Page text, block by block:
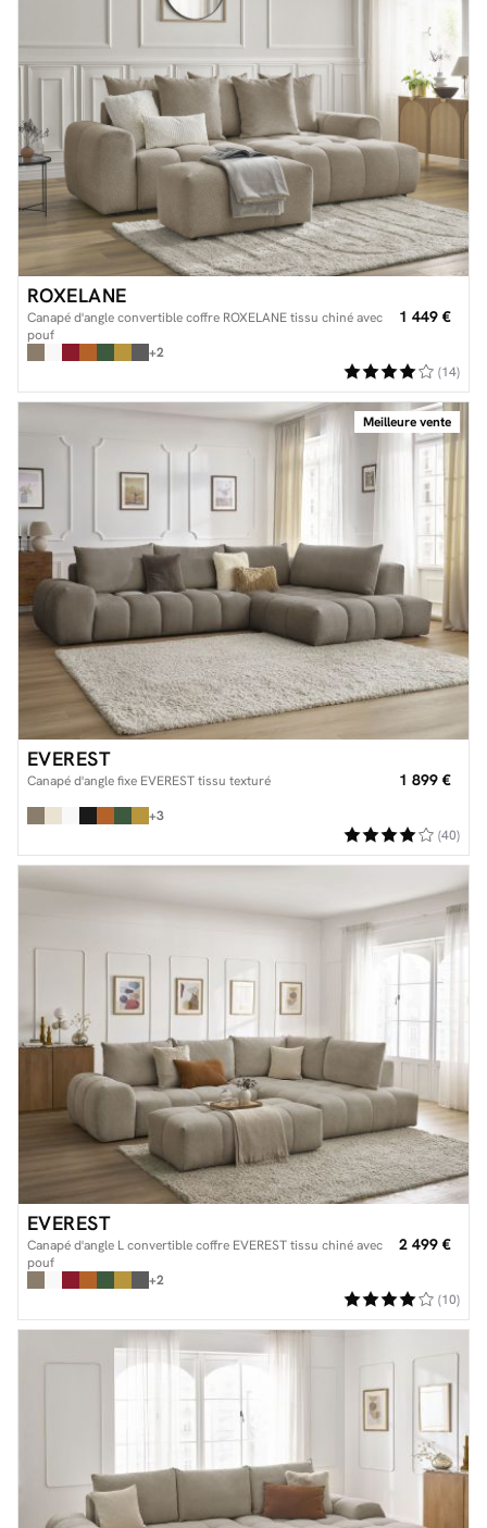
ROXELANE
Canapé d'angle convertible coffre ROXELANE tissu chiné avec
pouf
1 449 €
+2
(14)
Meilleure vente
EVEREST
Canapé d'angle fixe EVEREST tissu texturé 1 899 €
+3
(40)
EVEREST
Canapé d'angle L convertible coffre EVEREST tissu chiné avec
pouf
2 499 €
+2
(10)